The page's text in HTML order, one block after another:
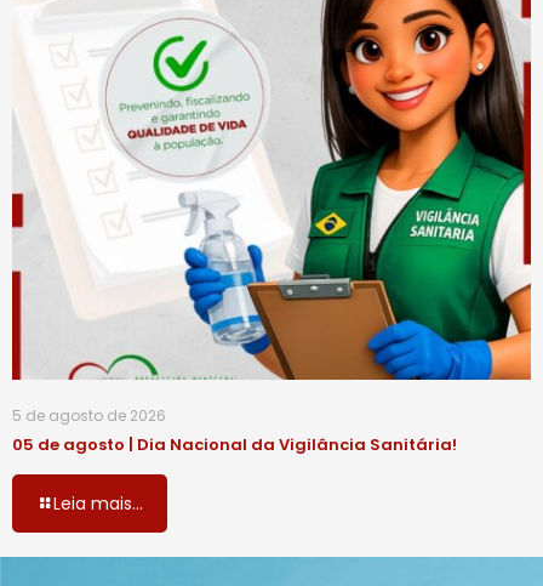
5 de agosto de 2026
05 de agosto | Dia Nacional da Vigilância Sanitária!
Leia mais...